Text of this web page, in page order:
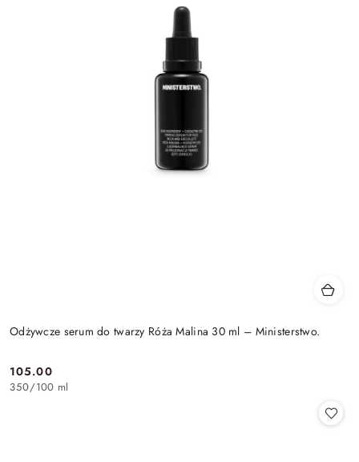
Odżywcze serum do twarzy Róża Malina 30 ml – Ministerstwo.
Cena:
105.00
350/100 ml